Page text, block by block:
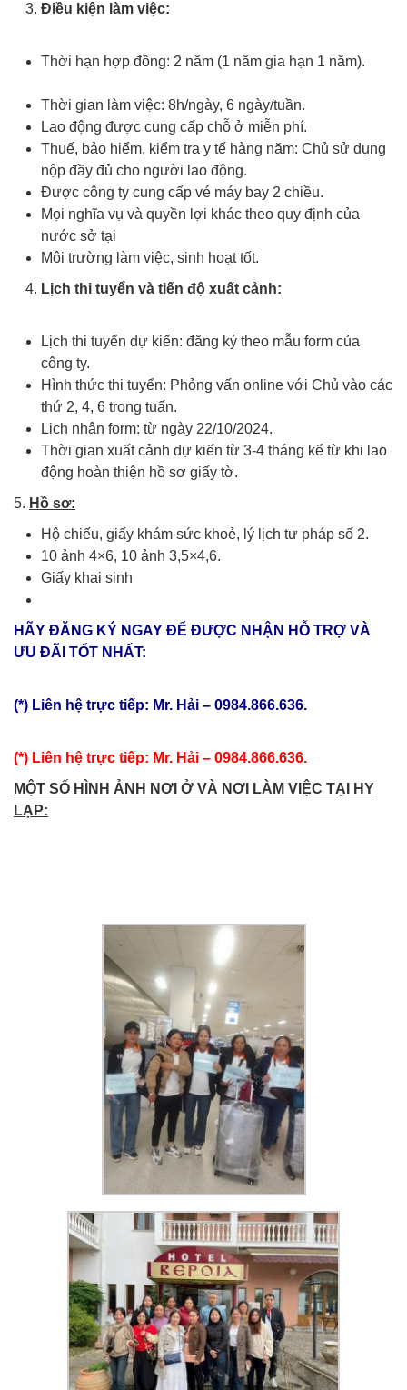
Điều kiện làm việc:
Thời hạn hợp đồng: 2 năm (1 năm gia hạn 1 năm).
Thời gian làm việc: 8h/ngày, 6 ngày/tuần.
Lao động được cung cấp chỗ ở miễn phí.
Thuế, bảo hiểm, kiểm tra y tế hàng năm: Chủ sử dụng
nộp đầy đủ cho người lao động.
Được công ty cung cấp vé máy bay 2 chiều.
Mọi nghĩa vụ và quyền lợi khác theo quy định của
nước sở tại
Môi trường làm việc, sinh hoạt tốt.
Lịch thi tuyển và tiến độ xuất cảnh:
Lịch thi tuyển dự kiến: đăng ký theo mẫu form của
công ty.
Hình thức thi tuyển: Phỏng vấn online với Chủ vào các
thứ 2, 4, 6 trong tuấn.
Lịch nhận form: từ ngày 22/10/2024.
Thời gian xuất cảnh dự kiến từ 3-4 tháng kể từ khi lao
động hoàn thiện hồ sơ giấy tờ.
5. Hồ sơ:
Hộ chiếu, giấy khám sức khoẻ, lý lịch tư pháp số 2.
10 ảnh 4×6, 10 ảnh 3,5×4,6.
Giấy khai sinh
HÃY ĐĂNG KÝ NGAY ĐỂ ĐƯỢC NHẬN HỖ TRỢ VÀ
ƯU ĐÃI TỐT NHẤT:
(*) Liên hệ trực tiếp: Mr. Hải – 0984.866.636.
(*) Liên hệ trực tiếp: Mr. Hải – 0984.866.636.
MỘT SỐ HÌNH ẢNH NƠI Ở VÀ NƠI LÀM VIỆC TẠI HY
LẠP: